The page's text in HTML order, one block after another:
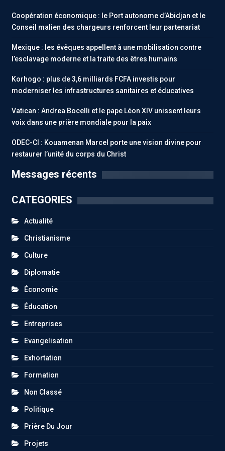
Coopération économique : le Port autonome d’Abidjan et le
Conseil malien des chargeurs renforcent leur partenariat
Mexique : les évêques appellent à une mobilisation contre
l’esclavage moderne et la traite des êtres humains
Korhogo : plus de 3,6 milliards FCFA investis pour
moderniser les infrastructures sanitaires et éducatives
Vatican : Andrea Bocelli et le pape Léon XIV unissent leurs
voix dans une prière mondiale pour la paix
ODEC-CI : Kouamenan Marcel porte une vision divine pour
restaurer l’unité du corps du Christ
Messages récents
CATEGORIES
Actualité
Christianisme
Culture
Diplomatie
Économie
Éducation
Entreprises
Evangelisation
Exhortation
Formation
Non Classé
Politique
Prière Du Jour
Projets